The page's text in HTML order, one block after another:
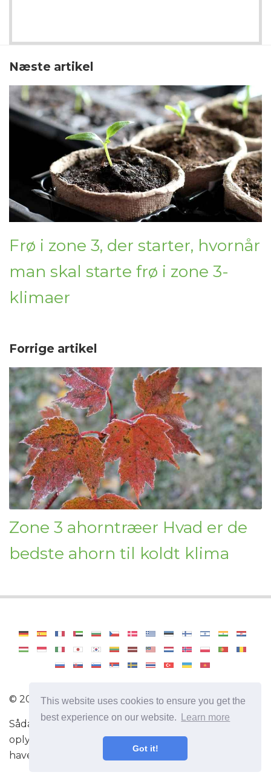
This website uses cookies to ensure you get the
best experience on our website.
Learn more
Got it!
Næste artikel
Frø i zone 3, der starter, hvornår
man skal starte frø i zone 3-
klimaer
Forrige artikel
Zone 3 ahorntræer Hvad er de
bedste ahorn til koldt klima
© 2026Haenselblatt
Sådan bliver du en professionel gartner. Nyttige
oplysninger og tip til pleje af planter. Leksikon om
havearbejde.